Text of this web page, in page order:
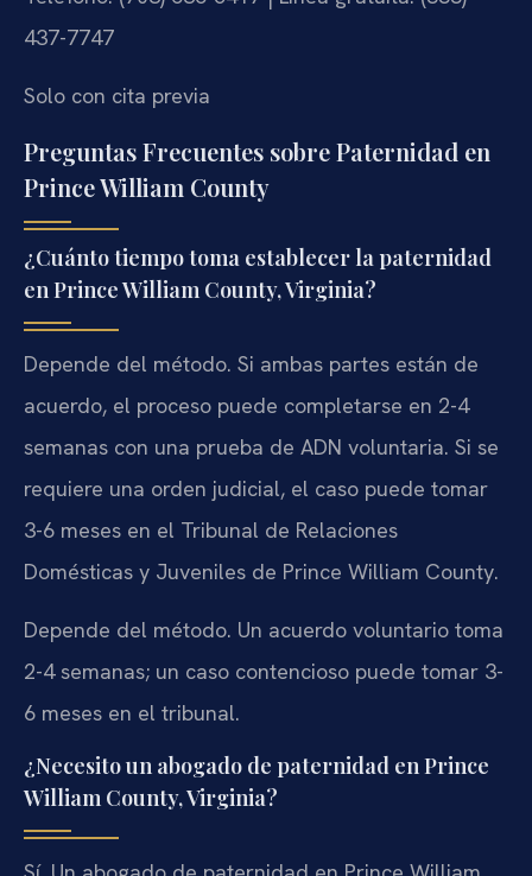
437-7747
Solo con cita previa
Preguntas Frecuentes sobre Paternidad en
Prince William County
¿Cuánto tiempo toma establecer la paternidad
en Prince William County, Virginia?
Depende del método. Si ambas partes están de
acuerdo, el proceso puede completarse en 2-4
semanas con una prueba de ADN voluntaria. Si se
requiere una orden judicial, el caso puede tomar
3-6 meses en el Tribunal de Relaciones
Domésticas y Juveniles de Prince William County.
Depende del método. Un acuerdo voluntario toma
2-4 semanas; un caso contencioso puede tomar 3-
6 meses en el tribunal.
¿Necesito un abogado de paternidad en Prince
William County, Virginia?